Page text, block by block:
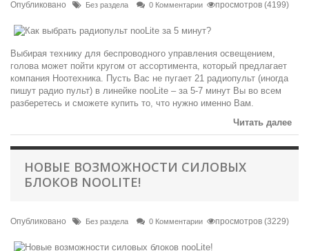
Опубликовано Без раздела 0 Комментарии просмотров (4199)
Выбирая технику для беспроводного управления освещением,
голова может пойти кругом от ассортимента, который предлагает
компания Ноотехника. Пусть Вас не пугает 21 радиопульт (иногда
пишут радио пульт) в линейке nooLite – за 5-7 минут Вы во всем
разберетесь и сможете купить то, что нужно именно Вам.
Читать далее
НОВЫЕ ВОЗМОЖНОСТИ СИЛОВЫХ
БЛОКОВ NOOLITE!
Опубликовано Без раздела 0 Комментарии просмотров (3229)